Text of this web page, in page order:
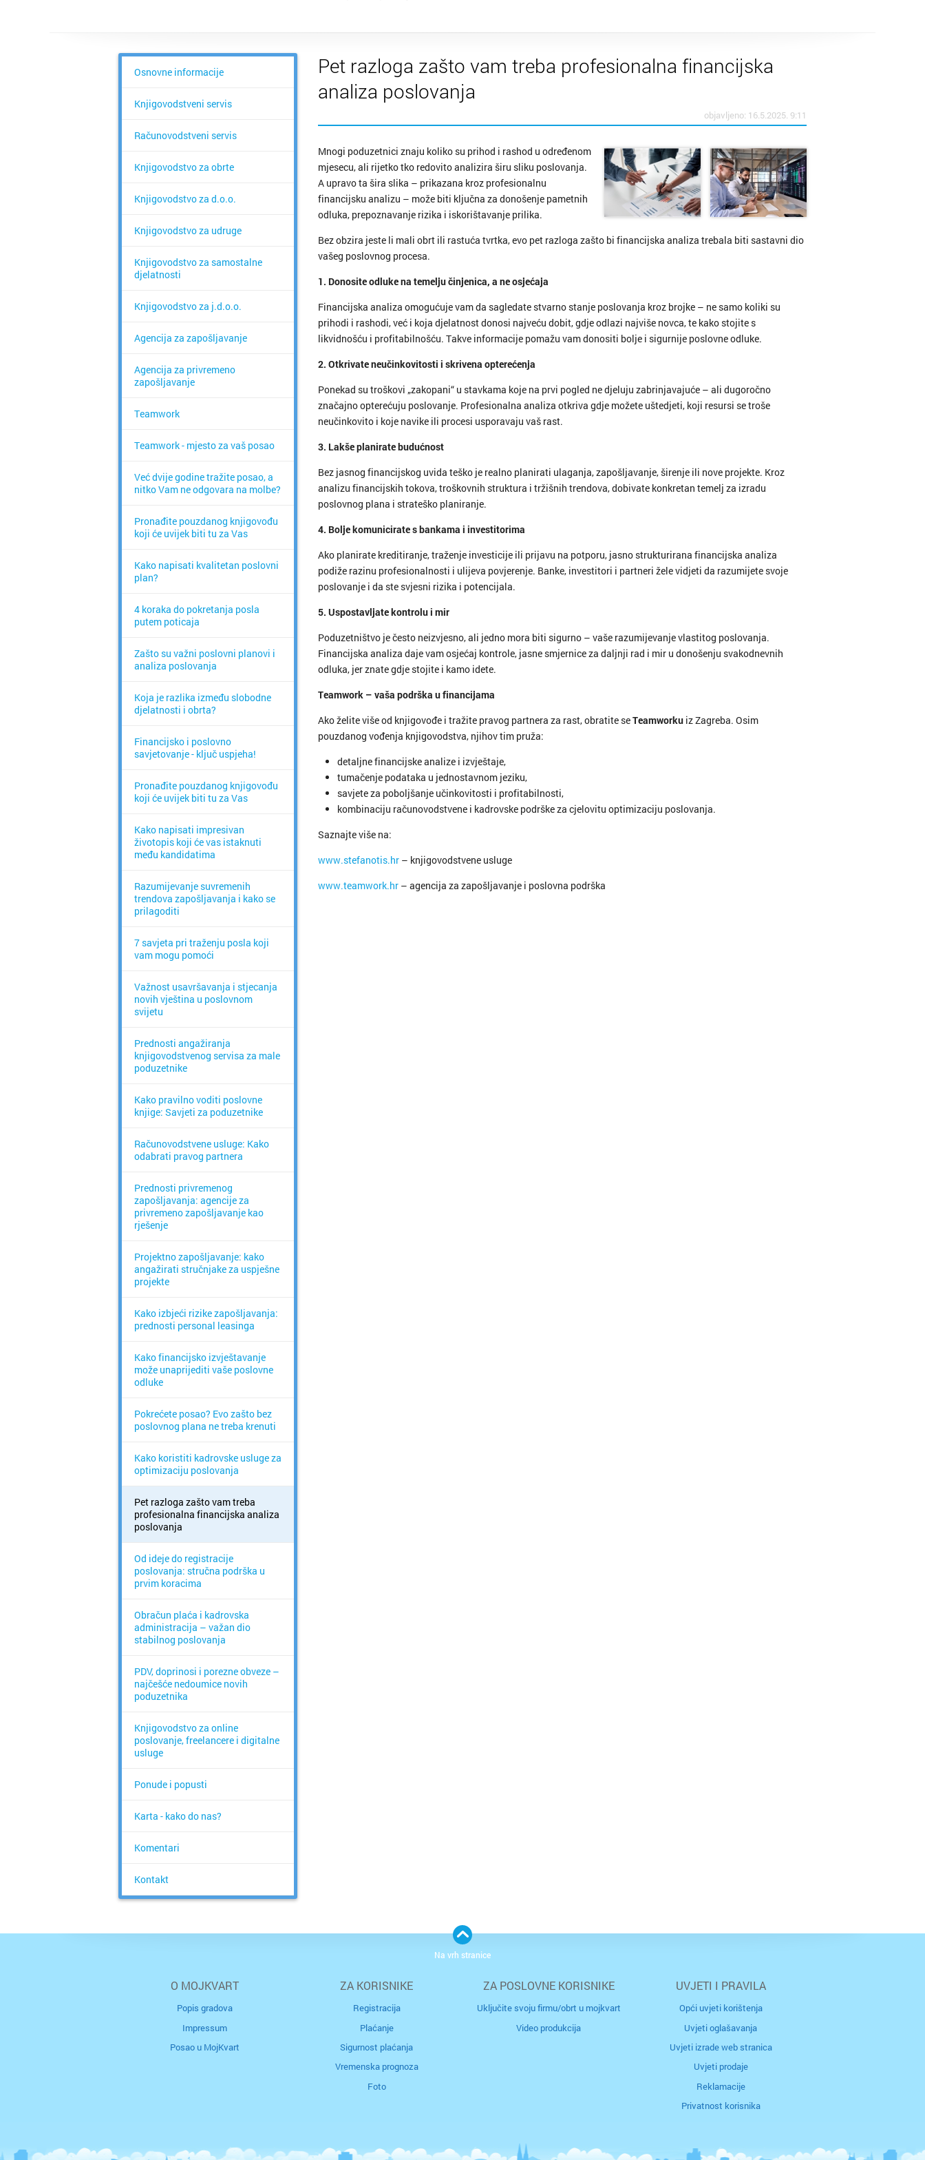
Čazma
Đakovo
Čulinec
Cvjetno naselje
Osnovne informacije
Knjigovodstveni servis
Računovodstveni servis
Knjigovodstvo za obrte
Knjigovodstvo za d.o.o.
Knjigovodstvo za udruge
Knjigovodstvo za samostalne
djelatnosti
Knjigovodstvo za j.d.o.o.
Agencija za zapošljavanje
Agencija za privremeno
zapošljavanje
Teamwork
Teamwork - mjesto za vaš posao
Već dvije godine tražite posao, a
nitko Vam ne odgovara na molbe?
Pronađite pouzdanog knjigovođu
koji će uvijek biti tu za Vas
Kako napisati kvalitetan poslovni
plan?
4 koraka do pokretanja posla
putem poticaja
Zašto su važni poslovni planovi i
analiza poslovanja
Koja je razlika između slobodne
djelatnosti i obrta?
Financijsko i poslovno
savjetovanje - ključ uspjeha!
Pronađite pouzdanog knjigovođu
koji će uvijek biti tu za Vas
Kako napisati impresivan
životopis koji će vas istaknuti
među kandidatima
Razumijevanje suvremenih
trendova zapošljavanja i kako se
prilagoditi
7 savjeta pri traženju posla koji
vam mogu pomoći
Važnost usavršavanja i stjecanja
novih vještina u poslovnom
svijetu
Prednosti angažiranja
knjigovodstvenog servisa za male
poduzetnike
Kako pravilno voditi poslovne
knjige: Savjeti za poduzetnike
Računovodstvene usluge: Kako
odabrati pravog partnera
Prednosti privremenog
zapošljavanja: agencije za
privremeno zapošljavanje kao
rješenje
Projektno zapošljavanje: kako
angažirati stručnjake za uspješne
projekte
Kako izbjeći rizike zapošljavanja:
prednosti personal leasinga
Kako financijsko izvještavanje
može unaprijediti vaše poslovne
odluke
Pokrećete posao? Evo zašto bez
poslovnog plana ne treba krenuti
Kako koristiti kadrovske usluge za
optimizaciju poslovanja
Pet razloga zašto vam treba
profesionalna financijska analiza
poslovanja
Od ideje do registracije
poslovanja: stručna podrška u
prvim koracima
Obračun plaća i kadrovska
administracija – važan dio
stabilnog poslovanja
PDV, doprinosi i porezne obveze –
najčešće nedoumice novih
poduzetnika
Knjigovodstvo za online
poslovanje, freelancere i digitalne
usluge
Ponude i popusti
Karta - kako do nas?
Komentari
Kontakt
Pet razloga zašto vam treba profesionalna financijska
analiza poslovanja
objavljeno: 16.5.2025. 9:11
Mnogi poduzetnici znaju koliko su prihod i rashod u određenom
mjesecu, ali rijetko tko redovito analizira širu sliku poslovanja.
A upravo ta šira slika – prikazana kroz profesionalnu
financijsku analizu – može biti ključna za donošenje pametnih
odluka, prepoznavanje rizika i iskorištavanje prilika.
Bez obzira jeste li mali obrt ili rastuća tvrtka, evo pet razloga zašto bi financijska analiza trebala biti sastavni dio
vašeg poslovnog procesa.
1. Donosite odluke na temelju činjenica, a ne osjećaja
Financijska analiza omogućuje vam da sagledate stvarno stanje poslovanja kroz brojke – ne samo koliki su
prihodi i rashodi, već i koja djelatnost donosi najveću dobit, gdje odlazi najviše novca, te kako stojite s
likvidnošću i profitabilnošću. Takve informacije pomažu vam donositi bolje i sigurnije poslovne odluke.
2. Otkrivate neučinkovitosti i skrivena opterećenja
Ponekad su troškovi „zakopani“ u stavkama koje na prvi pogled ne djeluju zabrinjavajuće – ali dugoročno
značajno opterećuju poslovanje. Profesionalna analiza otkriva gdje možete uštedjeti, koji resursi se troše
neučinkovito i koje navike ili procesi usporavaju vaš rast.
3. Lakše planirate budućnost
Bez jasnog financijskog uvida teško je realno planirati ulaganja, zapošljavanje, širenje ili nove projekte. Kroz
analizu financijskih tokova, troškovnih struktura i tržišnih trendova, dobivate konkretan temelj za izradu
poslovnog plana i strateško planiranje.
4. Bolje komunicirate s bankama i investitorima
Ako planirate kreditiranje, traženje investicije ili prijavu na potporu, jasno strukturirana financijska analiza
podiže razinu profesionalnosti i ulijeva povjerenje. Banke, investitori i partneri žele vidjeti da razumijete svoje
poslovanje i da ste svjesni rizika i potencijala.
5. Uspostavljate kontrolu i mir
Poduzetništvo je često neizvjesno, ali jedno mora biti sigurno – vaše razumijevanje vlastitog poslovanja.
Financijska analiza daje vam osjećaj kontrole, jasne smjernice za daljnji rad i mir u donošenju svakodnevnih
odluka, jer znate gdje stojite i kamo idete.
Teamwork – vaša podrška u financijama
Ako želite više od knjigovođe i tražite pravog partnera za rast, obratite seTeamworku iz Zagreba. Osim
pouzdanog vođenja knjigovodstva, njihov tim pruža:
detaljne financijske analize i izvještaje,
tumačenje podataka u jednostavnom jeziku,
savjete za poboljšanje učinkovitosti i profitabilnosti,
kombinaciju računovodstvene i kadrovske podrške za cjelovitu optimizaciju poslovanja.
Saznajte više na:
www.stefanotis.hr – knjigovodstvene usluge
www.teamwork.hr – agencija za zapošljavanje i poslovna podrška
O MOJKVART
Popis gradova
Impressum
Posao u MojKvart
ZA KORISNIKE
Registracija
Plaćanje
Sigurnost plaćanja
Vremenska prognoza
Foto
ZA POSLOVNE KORISNIKE
Uključite svoju firmu/obrt u mojkvart
Video produkcija
UVJETI I PRAVILA
Opći uvjeti korištenja
Uvjeti oglašavanja
Uvjeti izrade web stranica
Uvjeti prodaje
Reklamacije
Privatnost korisnika
Na vrh stranice